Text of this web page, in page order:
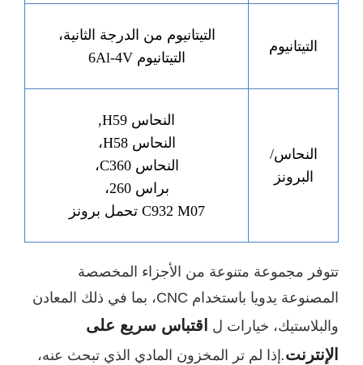
التيتانيوم
التيتانيوم من الدرجة الثانية،
التيتانيوم 6Al-4V
النحاس/
النحاس H59,
النحاس H58،
النحاس C360،
C932 M07 تحمل برونز
مجموعة متنوعة من الأجزاء المخصصة
المصنوعة يدويا باستخدام CNC، بما في ذلك المعادن
خيارات ل اقتباس سريع على
.إذا لم تر المخزون المادي الذي تبحث عنه،